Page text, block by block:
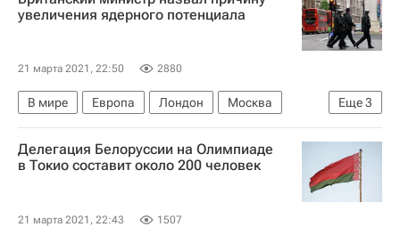
увеличения ядерного потенциала
21 марта 2021, 22:50 2880
Еще3
В мире Европа Лондон
Москва
НАТО
Минобороны Великобритании
Россия
Делегация Белоруссии на Олимпиаде
в Токио составит около 200 человек
21 марта 2021, 22:43 1507